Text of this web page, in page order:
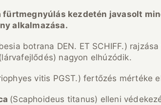
fürtmegnyúlás kezdetén javasolt
alkalmazása.
botrana DEN. ET SCHIFF.)
nagyon elhúzódik.
vitis PGST.) fertőzés mértéke
(Scaphoideus titanus) elleni